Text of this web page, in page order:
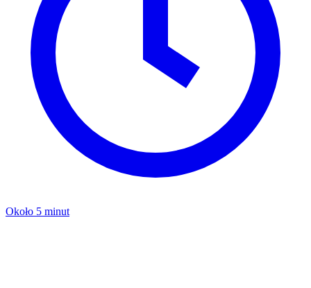
Około 5 minut